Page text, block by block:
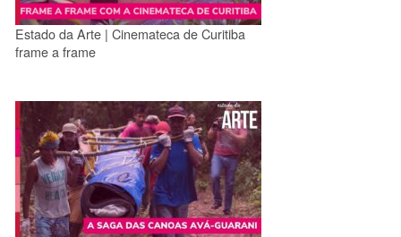
Estado da Arte | Cinemateca de Curitiba
frame a frame